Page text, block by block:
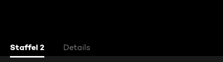
Staffel 2 Details